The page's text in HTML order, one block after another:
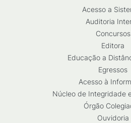
Acesso a
Auditoria
Concursos
Editora
Educação a
Egressos
Acesso à
Núcleo de Integridade
Órgão
Ouvidoria